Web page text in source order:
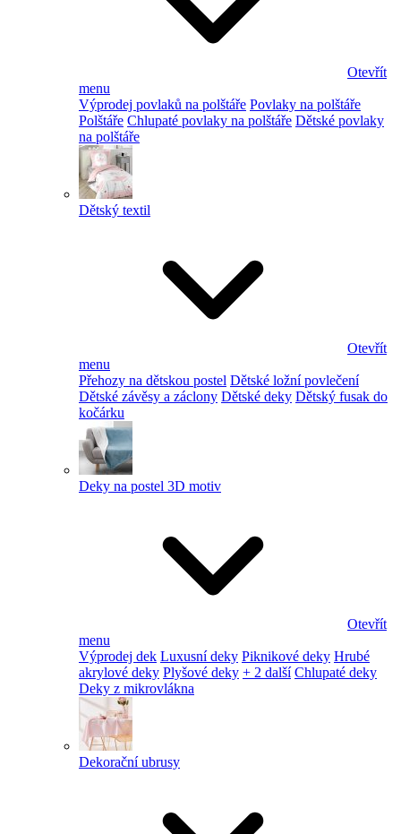
Otevřít
menu
Výprodej povlaků na polštáře Povlaky na polštáře
Polštáře Chlupaté povlaky na polštáře Dětské povlaky
na polštáře
Dětský textil
Otevřít
menu
Přehozy na dětskou postel Dětské ložní povlečení
Dětské závěsy a záclony Dětské deky Dětský fusak do
kočárku
Deky na postel 3D motiv
Otevřít
menu
Výprodej dek Luxusní deky Piknikové deky Hrubé
akrylové deky Plyšové deky + 2 další Chlupaté deky
Deky z mikrovlákna
Dekorační ubrusy